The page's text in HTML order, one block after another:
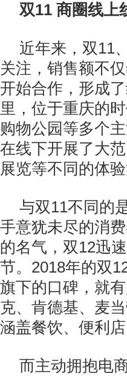
双11 商圈线上
近年来，双11
关注，销售额不
开始合作，形成
里，位于重庆的
购物公园等多个
在线下开展了大
展览等不同的体验
与双11不同的
手意犹未尽的消
的名气，双12迅
节。2018年的双
旗下的口碑，就
克、肯德基、麦
涵盖餐饮、便利
而主动拥抱电